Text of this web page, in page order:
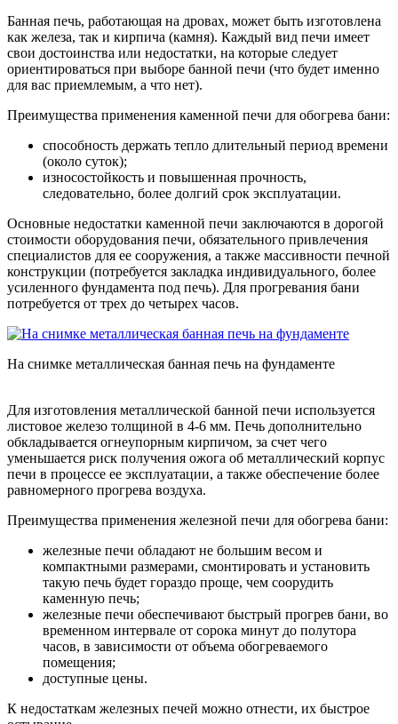
Банная печь, работающая на дровах, может быть изготовлена
как железа, так и кирпича (камня). Каждый вид печи имеет
свои достоинства или недостатки, на которые следует
ориентироваться при выборе банной печи (что будет именно
для вас приемлемым, а что нет).
Преимущества применения каменной печи для обогрева бани:
способность держать тепло длительный период времени
(около суток);
износостойкость и повышенная прочность,
следовательно, более долгий срок эксплуатации.
Основные недостатки каменной печи заключаются в дорогой
стоимости оборудования печи, обязательного привлечения
специалистов для ее сооружения, а также массивности печной
конструкции (потребуется закладка индивидуального, более
усиленного фундамента под печь). Для прогревания бани
потребуется от трех до четырех часов.
На снимке металлическая банная печь на фундаменте
Для изготовления металлической банной печи используется
листовое железо толщиной в 4-6 мм. Печь дополнительно
обкладывается огнеупорным кирпичом, за счет чего
уменьшается риск получения ожога об металлический корпус
печи в процессе ее эксплуатации, а также обеспечение более
равномерного прогрева воздуха.
Преимущества применения железной печи для обогрева бани:
железные печи обладают не большим весом и
компактными размерами, смонтировать и установить
такую печь будет гораздо проще, чем соорудить
каменную печь;
железные печи обеспечивают быстрый прогрев бани, во
временном интервале от сорока минут до полутора
часов, в зависимости от объема обогреваемого
помещения;
доступные цены.
К недостаткам железных печей можно отнести, их быстрое